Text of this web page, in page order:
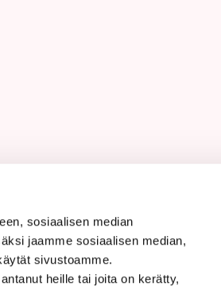
sosiaalisen median
jaamme sosiaalisen median,
sivustoamme.
heille tai joita on kerätty,